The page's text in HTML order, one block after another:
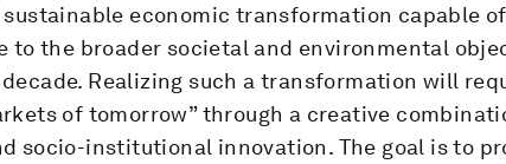
economic transformation capable
to the broader societal and environmental
Realizing such a transformation will
of tomorrow” through a creative
socio-institutional innovation. The goal is to